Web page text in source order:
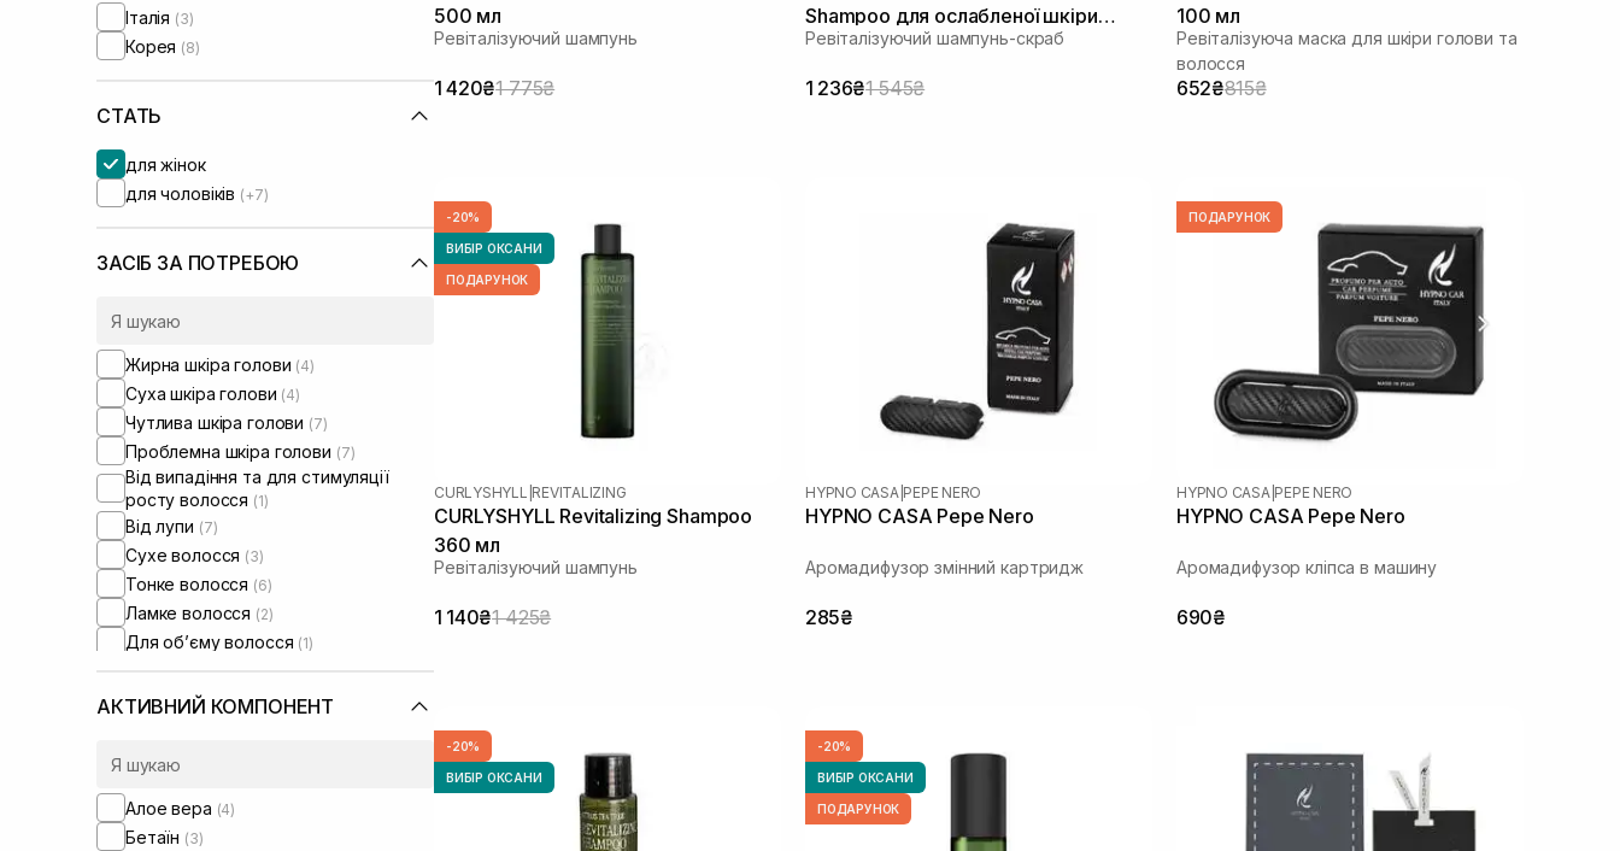
Італія (3)
Корея (8)
СТАТЬ
для жінок
для чоловіків (+7)
ЗАСІБ ЗА ПОТРЕБОЮ
Жирна шкіра голови (4)
Суха шкіра голови (4)
Чутлива шкіра голови (7)
Проблемна шкіра голови (7)
Від випадіння та для стимуляції
росту волосся (1)
Від лупи (7)
Сухе волосся (3)
Тонке волосся (6)
Ламке волосся (2)
Для обʼєму волосся (1)
АКТИВНИЙ КОМПОНЕНТ
Алое вера (4)
Бетаїн (3)
500 мл
Ревіталізуючий шампунь
1 420₴1 775₴
Shampoo для ослабленої шкіри
голови та тонкого волосся 300 мл
Ревіталізуючий шампунь-скраб
1 236₴1 545₴
100 мл
Ревіталізуюча маска для шкіри голови та
волосся
652₴815₴
-20%
ВИБІР ОКСАНИ
ПОДАРУНОК
CURLYSHYLL REVITALIZING
CURLYSHYLL Revitalizing Shampoo
360 мл
Ревіталізуючий шампунь
1 140₴1 425₴
HYPNO CASA PEPE NERO
HYPNO CASA Pepe Nero
Аромадифузор змінний картридж
285₴
ПОДАРУНОК
HYPNO CASA PEPE NERO
HYPNO CASA Pepe Nero
Аромадифузор кліпса в машину
690₴
-20%
ВИБІР ОКСАНИ
-20%
ВИБІР ОКСАНИ
ПОДАРУНОК